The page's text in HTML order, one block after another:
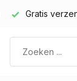
Gratis